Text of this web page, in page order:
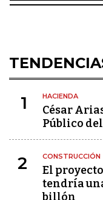
1 HACIENDA
César
Público
2 CONSTRUCCIÓN
El
tendría
billón